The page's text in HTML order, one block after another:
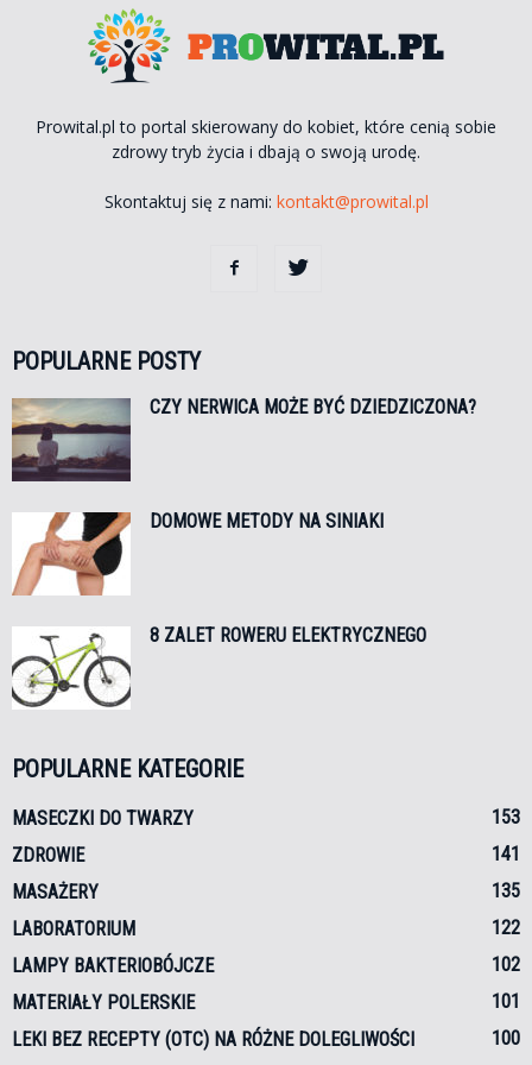
Prowital.pl to portal skierowany do kobiet, które cenią sobie
zdrowy tryb życia i dbają o swoją urodę.
Skontaktuj się z nami: kontakt@prowital.pl
POPULARNE POSTY
CZY NERWICA MOŻE BYĆ DZIEDZICZONA?
DOMOWE METODY NA SINIAKI
8 ZALET ROWERU ELEKTRYCZNEGO
POPULARNE KATEGORIE
MASECZKI DO TWARZY
153
ZDROWIE
141
MASAŻERY
135
LABORATORIUM
122
LAMPY BAKTERIOBÓJCZE
102
MATERIAŁY POLERSKIE
101
LEKI BEZ RECEPTY (OTC) NA RÓŻNE DOLEGLIWOŚCI
100